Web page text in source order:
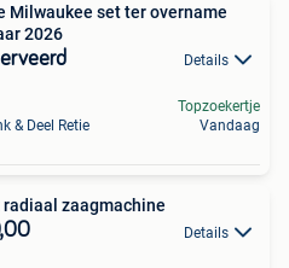
Milwaukee set ter overname
2026
Details
& Deel Retie
Topzoekertje
Vandaag
zaagmachine
Details